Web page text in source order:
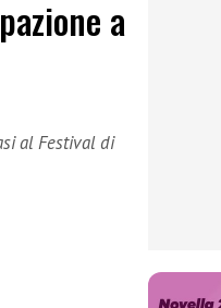
a
al Festival di